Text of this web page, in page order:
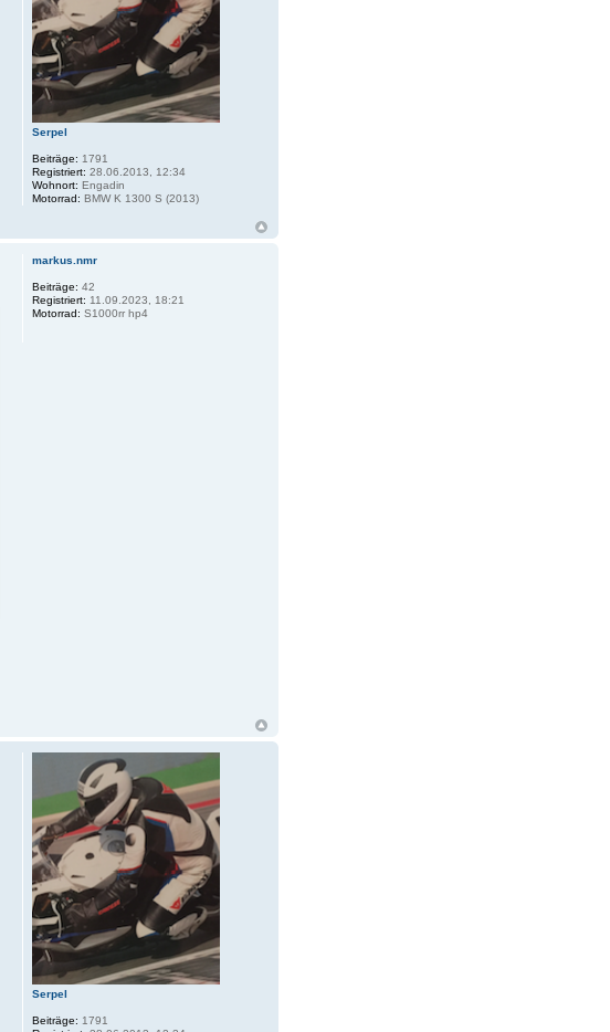
Serpel
Beiträge: 1791
Registriert: 28.06.2013, 12:34
Wohnort: Engadin
Motorrad: BMW K 1300 S (2013)
markus.nmr
Beiträge: 42
Registriert: 11.09.2023, 18:21
Motorrad: S1000rr hp4
Serpel
Beiträge: 1791